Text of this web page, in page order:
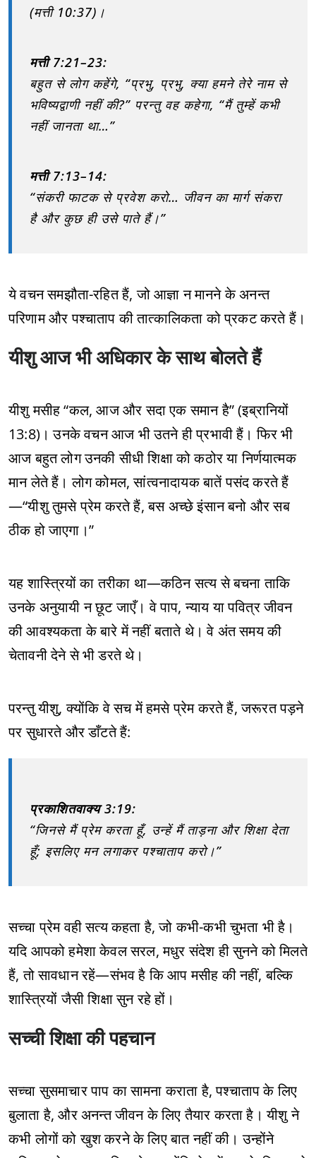
(मत्ती 10:37)।
मत्ती 7:21–23:
बहुत से लोग कहेंगे, “प्रभु, प्रभु, क्या हमने तेरे नाम से
भविष्यद्वाणी नहीं की?” परन्तु वह कहेगा, “मैं तुम्हें कभी
नहीं जानता था…”
मत्ती 7:13–14:
“संकरी फाटक से प्रवेश करो… जीवन का मार्ग संकरा
है और कुछ ही उसे पाते हैं।”
ये वचन समझौता-रहित हैं, जो आज्ञा न मानने के अनन्त
परिणाम और पश्चाताप की तात्कालिकता को प्रकट करते हैं।
यीशु आज भी अधिकार के साथ बोलते हैं
यीशु मसीह “कल, आज और सदा एक समान है” (इब्रानियों
13:8)। उनके वचन आज भी उतने ही प्रभावी हैं। फिर भी
आज बहुत लोग उनकी सीधी शिक्षा को कठोर या निर्णयात्मक
मान लेते हैं। लोग कोमल, सांत्वनादायक बातें पसंद करते हैं
—“यीशु तुमसे प्रेम करते हैं, बस अच्छे इंसान बनो और सब
ठीक हो जाएगा।”
यह शास्त्रियों का तरीका था—कठिन सत्य से बचना ताकि
उनके अनुयायी न छूट जाएँ। वे पाप, न्याय या पवित्र जीवन
की आवश्यकता के बारे में नहीं बताते थे। वे अंत समय की
चेतावनी देने से भी डरते थे।
परन्तु यीशु, क्योंकि वे सच में हमसे प्रेम करते हैं, जरूरत पड़ने
पर सुधारते और डाँटते हैं:
प्रकाशितवाक्य 3:19:
“जिनसे मैं प्रेम करता हूँ, उन्हें मैं ताड़ना और शिक्षा देता
हूँ; इसलिए मन लगाकर पश्चाताप करो।”
सच्चा प्रेम वही सत्य कहता है, जो कभी-कभी चुभता भी है।
यदि आपको हमेशा केवल सरल, मधुर संदेश ही सुनने को मिलते
हैं, तो सावधान रहें—संभव है कि आप मसीह की नहीं, बल्कि
शास्त्रियों जैसी शिक्षा सुन रहे हों।
सच्ची शिक्षा की पहचान
सच्चा सुसमाचार पाप का सामना कराता है, पश्चाताप के लिए
बुलाता है, और अनन्त जीवन के लिए तैयार करता है। यीशु ने
कभी लोगों को खुश करने के लिए बात नहीं की। उन्होंने